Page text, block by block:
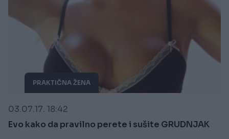
PRAKTIČNA ŽENA
03.07.17. 18:42
Evo kako da pravilno perete i sušite GRUDNJAK